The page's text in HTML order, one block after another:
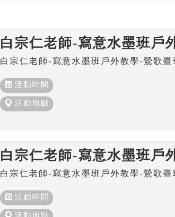
白宗仁老師-寫意水墨班戶
白宗仁老師-寫意水墨班戶外教學-鶯歌臺
活動時間
活動地點
白宗仁老師-寫意水墨班戶
白宗仁老師-寫意水墨班戶外教學-鶯歌臺
活動時間
活動地點